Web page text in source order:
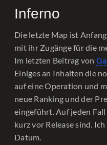
Inferno
Die letzte Map ist
mit ihr Zugänge für die
Im letzten Beitrag von
Einiges an Inhalten die
auf eine Operation und
neue Ranking und der
eingeführt. Auf jeden
kurz vor Release sind.
Datum.